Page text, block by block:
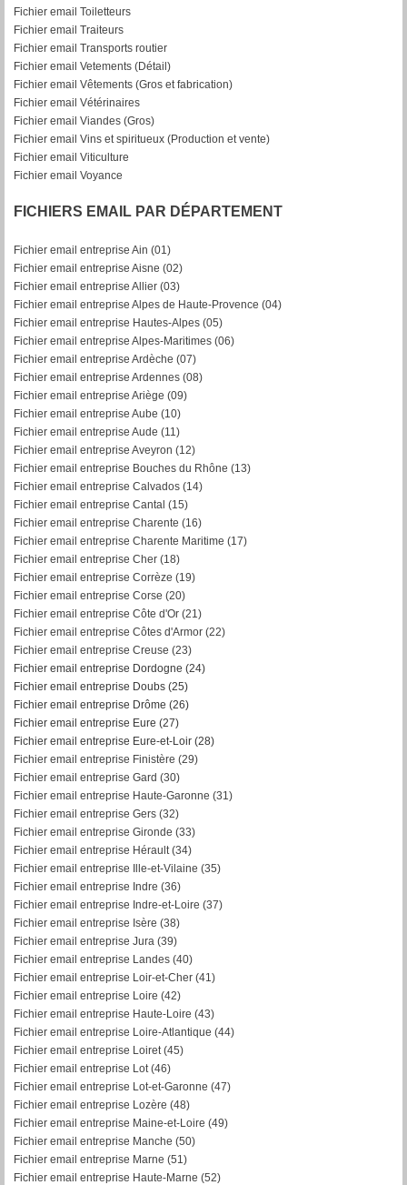
Fichier email Toiletteurs
Fichier email Traiteurs
Fichier email Transports routier
Fichier email Vetements (Détail)
Fichier email Vêtements (Gros et fabrication)
Fichier email Vétérinaires
Fichier email Viandes (Gros)
Fichier email Vins et spiritueux (Production et vente)
Fichier email Viticulture
Fichier email Voyance
FICHIERS EMAIL PAR DÉPARTEMENT
Fichier email entreprise Ain (01)
Fichier email entreprise Aisne (02)
Fichier email entreprise Allier (03)
Fichier email entreprise Alpes de Haute-Provence (04)
Fichier email entreprise Hautes-Alpes (05)
Fichier email entreprise Alpes-Maritimes (06)
Fichier email entreprise Ardèche (07)
Fichier email entreprise Ardennes (08)
Fichier email entreprise Ariège (09)
Fichier email entreprise Aube (10)
Fichier email entreprise Aude (11)
Fichier email entreprise Aveyron (12)
Fichier email entreprise Bouches du Rhône (13)
Fichier email entreprise Calvados (14)
Fichier email entreprise Cantal (15)
Fichier email entreprise Charente (16)
Fichier email entreprise Charente Maritime (17)
Fichier email entreprise Cher (18)
Fichier email entreprise Corrèze (19)
Fichier email entreprise Corse (20)
Fichier email entreprise Côte d'Or (21)
Fichier email entreprise Côtes d'Armor (22)
Fichier email entreprise Creuse (23)
Fichier email entreprise Dordogne (24)
Fichier email entreprise Doubs (25)
Fichier email entreprise Drôme (26)
Fichier email entreprise Eure (27)
Fichier email entreprise Eure-et-Loir (28)
Fichier email entreprise Finistère (29)
Fichier email entreprise Gard (30)
Fichier email entreprise Haute-Garonne (31)
Fichier email entreprise Gers (32)
Fichier email entreprise Gironde (33)
Fichier email entreprise Hérault (34)
Fichier email entreprise Ille-et-Vilaine (35)
Fichier email entreprise Indre (36)
Fichier email entreprise Indre-et-Loire (37)
Fichier email entreprise Isère (38)
Fichier email entreprise Jura (39)
Fichier email entreprise Landes (40)
Fichier email entreprise Loir-et-Cher (41)
Fichier email entreprise Loire (42)
Fichier email entreprise Haute-Loire (43)
Fichier email entreprise Loire-Atlantique (44)
Fichier email entreprise Loiret (45)
Fichier email entreprise Lot (46)
Fichier email entreprise Lot-et-Garonne (47)
Fichier email entreprise Lozère (48)
Fichier email entreprise Maine-et-Loire (49)
Fichier email entreprise Manche (50)
Fichier email entreprise Marne (51)
Fichier email entreprise Haute-Marne (52)